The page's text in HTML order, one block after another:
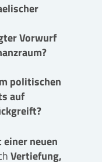
Vorwurf
politischen
auf
neuen
Vertiefung,